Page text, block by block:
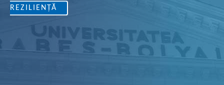
REZILIENȚĂ